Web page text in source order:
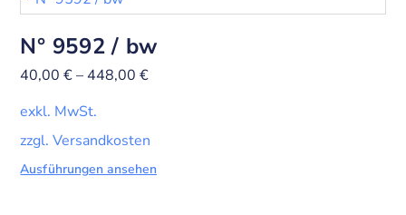
N° 9592 / bw
40,00€– 448,00€
exkl. MwSt.
zzgl. Versandkosten
Ausführungen ansehen